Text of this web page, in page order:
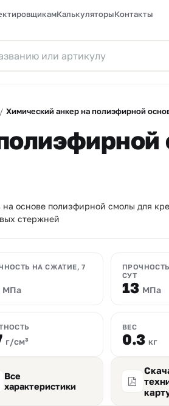
КалькуляторыКонтакты
/ Химический анкер на полиэфирной
на основе полиэфирной смолы для
стержней
НА СЖАТИЕ, 7
МПа
СУТ
13 МПа
г/см³
ВЕС
0.3 кг
Все
характеристики